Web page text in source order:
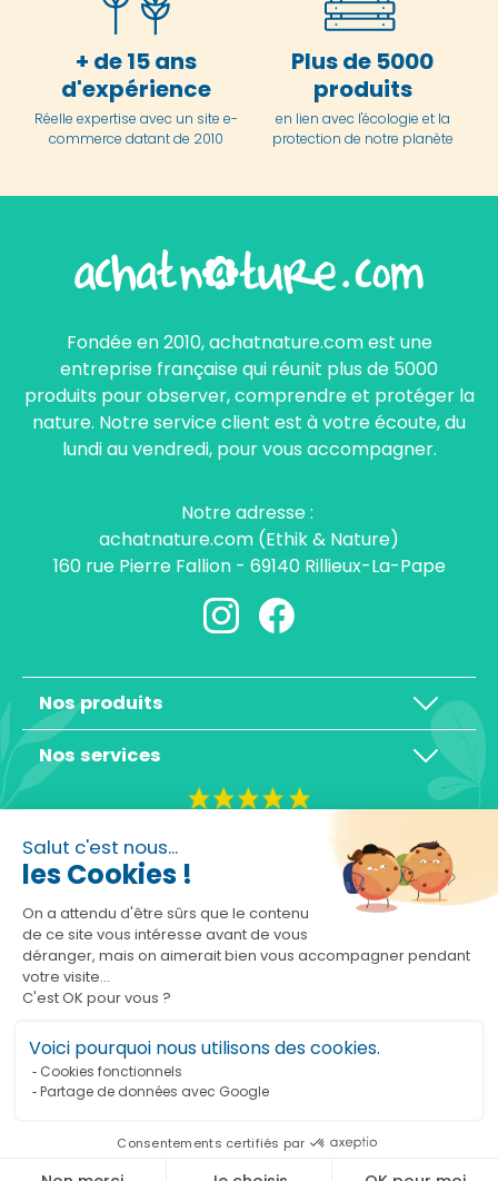
Salut c'est nous...
les Cookies !
On a attendu d'être sûrs que le contenu
de ce site vous intéresse avant de vous
déranger, mais on aimerait bien vous accompagner pendant
votre visite...
C'est OK pour vous ?
Voici pourquoi nous utilisons des cookies.
Cookies fonctionnels
Partage de données avec Google
Consentements certifiés parAjouter au panier
+ de 15 ans
d'expérience
Réelle expertise avec un site e-
commerce datant de 2010
Plus de 5000
produits
en lien avec l'écologie et la
protection de notre planète
Fondée en 2010, achatnature.com est une
entreprise française qui réunit plus de 5000
produits pour observer, comprendre et protéger la
nature. Notre service client est à votre écoute, du
lundi au vendredi, pour vous accompagner.
Notre adresse :
achatnature.com (Ethik & Nature)
160 rue Pierre Fallion - 69140 Rillieux-La-Pape
Nos produits
Nos services
Marchand approuvé par la Société des Avis Garantis,
cliquez ici pour vérifier